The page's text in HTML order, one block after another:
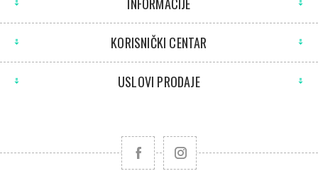
KORISNIČKI CENTAR
USLOVI PRODAJE